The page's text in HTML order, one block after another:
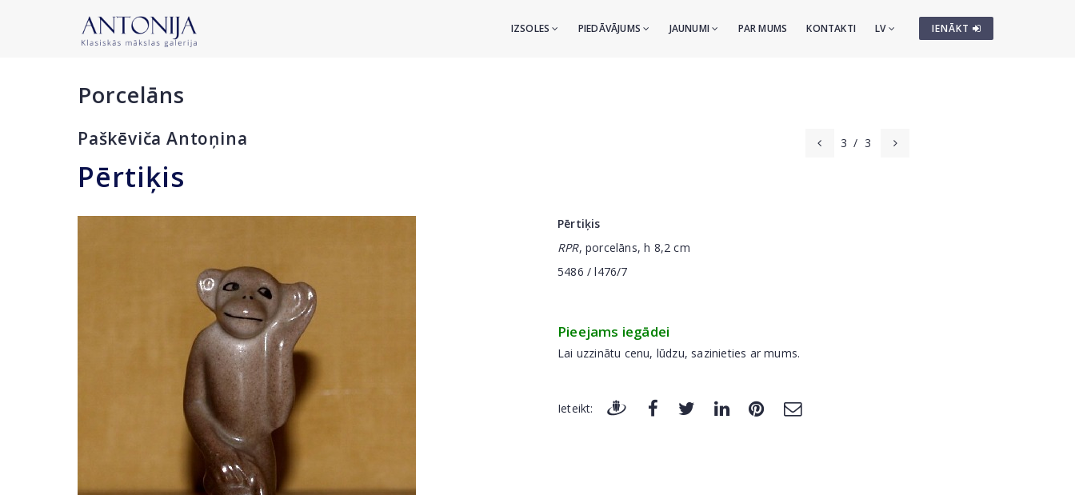
IENĀKT
IZSOLES PIEDĀVĀJUMS JAUNUMI PAR MUMS KONTAKTI LV
Porcelāns
Paškēviča Antoņina 3 / 3
Pērtiķis
Pērtiķis
RPR, porcelāns, h 8,2 cm
5486 / l476/7
Pieejams iegādei
Lai uzzinātu cenu, lūdzu, sazinieties ar mums.
Ieteikt: